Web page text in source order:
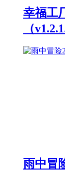
幸福工
（
雨中冒